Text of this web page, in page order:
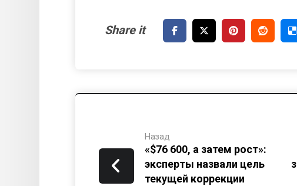
Назад
«$76 600, а затем рост»:
эксперты назвали цель
текущей коррекции